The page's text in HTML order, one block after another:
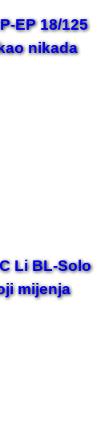
EP 18/125
nikada
Li BL-Solo
mijenja